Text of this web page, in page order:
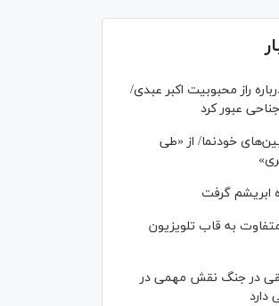
راز محبوبیت اکبر عبدی/
عبور کرد
خودنما/ از «طی
به قاب تلویزیون
در جنگ نقش مهمی در